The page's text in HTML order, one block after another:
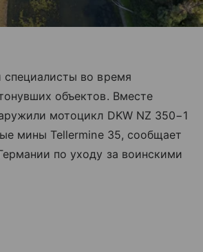
специалисты во время
объектов. Вместе
мотоцикл DKW NZ 350−1
мины Tellermine 35, сообщает
по уходу за воинскими